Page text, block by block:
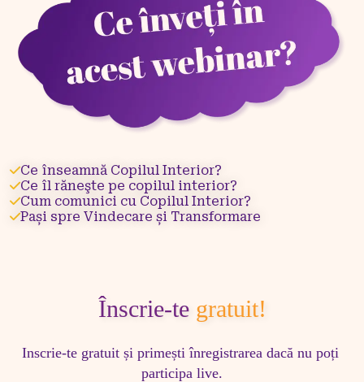
Ce înseamnă Copilul Interior?
Ce îl răneşte pe copilul interior?
Cum comunici cu Copilul Interior?
Pași spre Vindecare și Transformare
Înscrie-tegratuit!
Inscrie-te gratuit și primești înregistrarea dacă nu poți
participa live.